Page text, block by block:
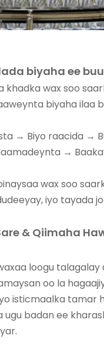
biyaha ee
khadka wax soo
biyaha ilaa
→ Biyo raacida →
→
wax soo
iyo tayada
& Qiimaha
loogu talagalay
oo la
isticmaalka tamar
ugu badan ee